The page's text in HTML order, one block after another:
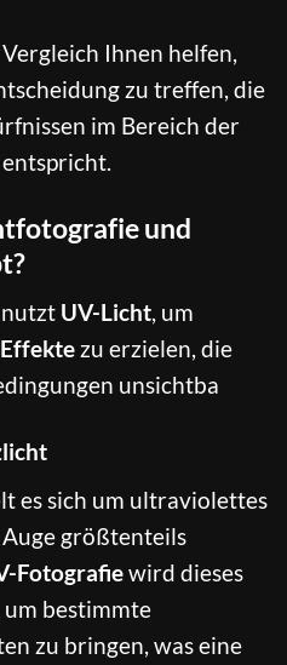
Ihnen helfen,
zu treffen, die
im Bereich der
entspricht.
und
UV-Licht, um
zu erzielen, die
unsichtba
es sich um ultraviolettes
größtenteils
Fotografiewird dieses
bestimmte
zu bringen, was eine